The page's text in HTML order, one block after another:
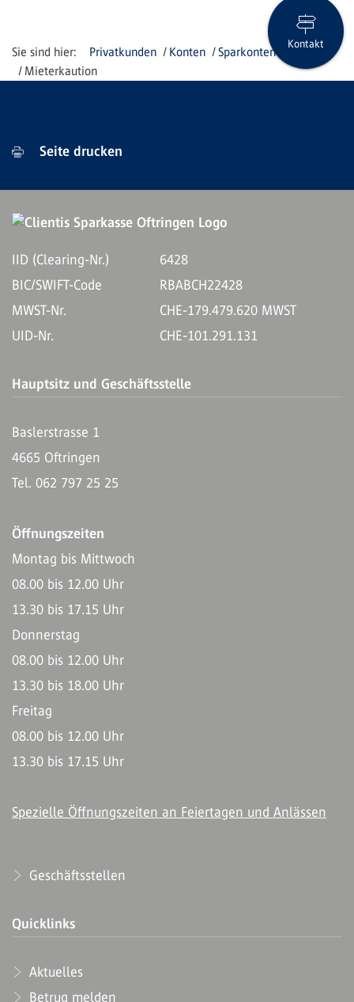
Privatkunden Konten
Sparkonten
Mieterkaution
Kontakt
Seite drucken
IID (Clearing-Nr.)
6428
BIC/SWIFT-Code
RBABCH22428
MWST-Nr.
CHE-179.479.620 MWST
UID-Nr.
CHE-101.291.131
Hauptsitz und Geschäftsstelle
Baslerstrasse 1
4665 Oftringen
Tel. 062 797 25 25
Öffnungszeiten
Montag bis Mittwoch
08.00 bis 12.00 Uhr
13.30 bis 17.15 Uhr
Donnerstag
08.00 bis 12.00 Uhr
13.30 bis 18.00 Uhr
Freitag
08.00 bis 12.00 Uhr
13.30 bis 17.15 Uhr
Spezielle Öffnungszeiten an Feiertagen und Anlässen
Geschäftsstellen
Quicklinks
Aktuelles
Betrug melden